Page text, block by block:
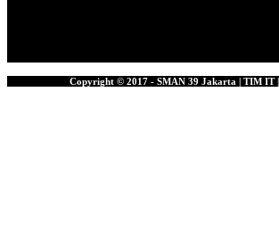
Copyright © 2017 - SMAN 39 Jakarta | TIM IT